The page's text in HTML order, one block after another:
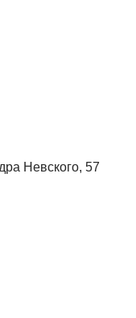
Невского, 57